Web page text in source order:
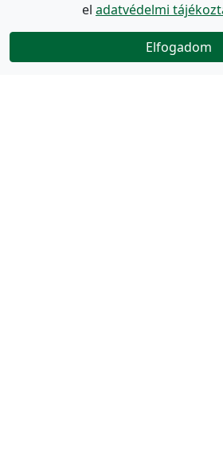
el adatvédelmi
Elfogadom